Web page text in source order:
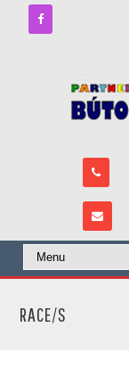
RACE/S